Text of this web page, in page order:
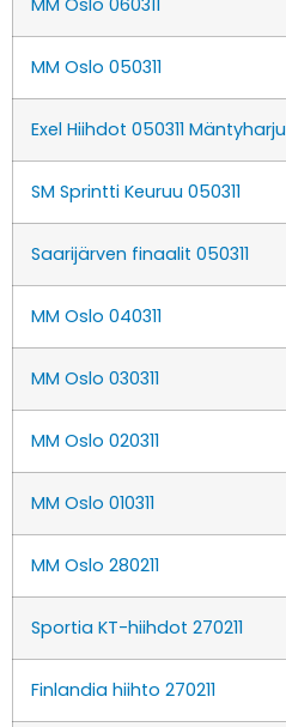
MM Oslo 060311
MM Oslo 050311
Exel Hiihdot 050311 Mäntyharju
SM Sprintti Keuruu 050311
Saarijärven finaalit 050311
MM Oslo 040311
MM Oslo 030311
MM Oslo 020311
MM Oslo 010311
MM Oslo 280211
Sportia KT-hiihdot 270211
Finlandia hiihto 270211